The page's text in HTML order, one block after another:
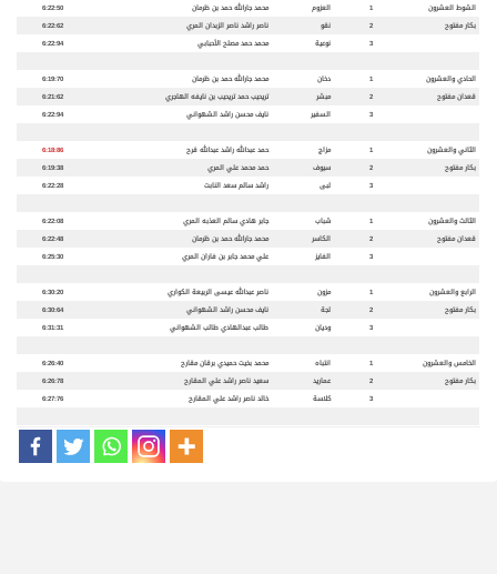
الشوط العشرون 1 العزوم محمد جارالله حمد بن ظرمان
6:22:50
بكار مفتوح
2 نقو ناصر راشد ناصر الزبدان المري
6:22:62
3
نوعية محمد حمد مصلح الأحبابي 6:22:94
الحادي والعشرون 1 دخان محمد جارالله حمد بن ظرمان
6:19:70
قعدان مفتوح
2 مبشر تريحيب حمد تريحيب بن نايفه الهاجري
6:21:62
3
السفير نايف محسن راشد الشهواني 6:22:94
الثاني والعشرون 1 مزاج حمد عبدالله راشد عبدالله قرح
6:18:86
بكار مفتوح
2 سيوف حمد محمد علي المري
6:19:38
3
لبى راشد سالم سعد النابت 6:22:28
الثالث والعشرون 1 شباب جابر هادي سالم العذبه المري
6:22:08
قعدان مفتوح
2 الكاسر محمد جارالله حمد بن ظرمان
6:22:48
3
الفايز علي محمد جابر بن فاران المري 6:25:30
الرابع والعشرون 1 مزون ناصر عبدالله عيسى الربيعة الكواري
6:30:20
بكار مفتوح
2 لجة نايف محسن راشد الشهواني
6:30:64
3
وديان طالب عبدالهادي طالب الشهواني 6:31:31
الخامس والعشرون 1 انتباه محمد بخيت حميدي برقان مقارح
6:26:40
بكار مفتوح
2 عماريد سعيد ناصر راشد علي المقارح
6:26:78
3
كلاسة خالد ناصر راشد علي المقارح 6:27:76